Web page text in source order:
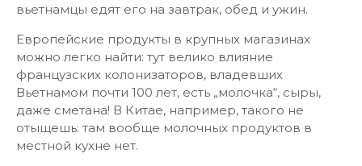
вьетнамцы едят его на завтрак, обед и ужин.
Европейские продукты в крупных магазинах
можно легко найти: тут велико влияние
французских колонизаторов, владевших
Вьетнамом почти 100 лет, есть „молочка“, сыры,
даже сметана! В Китае, например, такого не
отыщешь: там вообще молочных продуктов в
местной кухне нет.